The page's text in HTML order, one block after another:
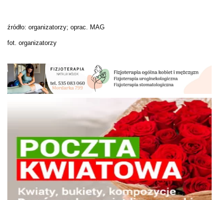
źródło: organizatorzy; oprac. MAG
fot. organizatorzy